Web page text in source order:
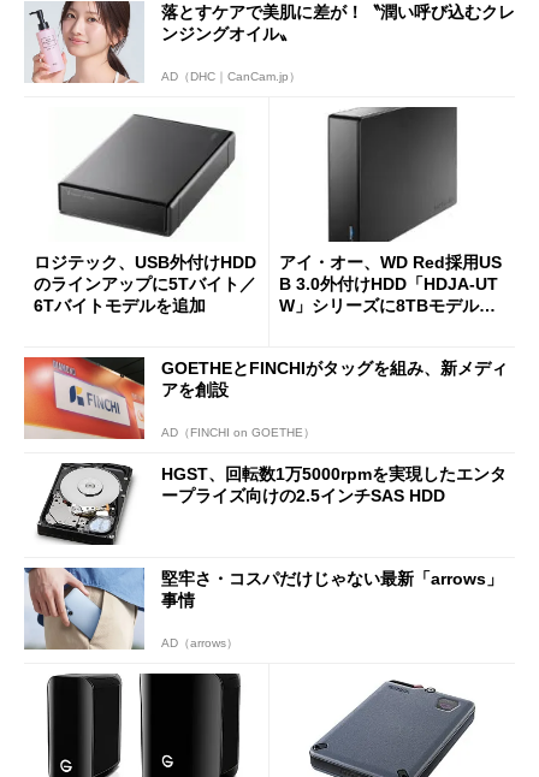
落とすケアで美肌に差が！〝潤い呼び込むクレ
ンジングオイル〟
AD（DHC｜CanCam.jp）
ロジテック、USB外付けHDD
のラインアップに5Tバイト／
6Tバイトモデルを追加
アイ・オー、WD Red採用US
B 3.0外付けHDD「HDJA-UT
W」シリーズに8TBモデルを
GOETHEとFINCHIがタッグを組み、新メディ
アを創設
AD（FINCHI on GOETHE）
HGST、回転数1万5000rpmを実現したエンタ
ープライズ向けの2.5インチSAS HDD
堅牢さ・コスパだけじゃない最新「arrows」
事情
AD（arrows）